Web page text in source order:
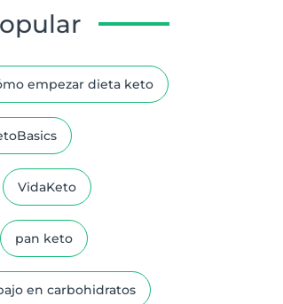
empezar dieta keto
VidaKeto
pan keto
en carbohidratos